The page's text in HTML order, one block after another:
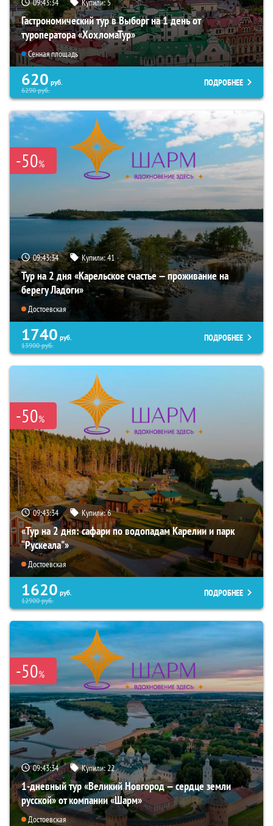
09:43:33 Купили:5
Гастрономический тур в Выборг на 1 день от
туроператора «ХохломаТур»
Сенная площадь
620 руб.
6290руб.
ПОДРОБНЕЕ
-50%
09:43:33 Купили:41
Тур на 2 дня «Карельское счастье — проживание на
берегу Ладоги»
Достоевская
1740 руб.
13900руб.
ПОДРОБНЕЕ
-50%
09:43:33 Купили:6
«Тур на 2 дня: сафари по водопадам Карелии и парк
“Рускеала"»
Достоевская
1620 руб.
12900руб.
ПОДРОБНЕЕ
-50%
09:43:33 Купили:22
1-дневный тур «Великий Новгород — сердце земли
русской» от компании «Шарм»
Достоевская